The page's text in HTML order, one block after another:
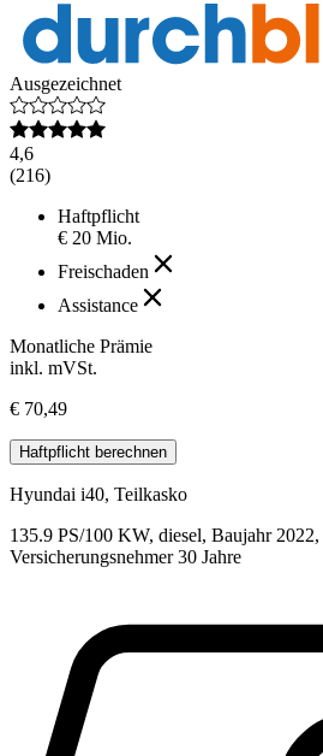
Ausgezeichnet
4,6
(216)
Haftpflicht
€ 20 Mio.
Freischaden
Assistance
Monatliche Prämie
inkl. mVSt.
€ 70,49
Haftpflicht berechnen
Hyundai i40, Teilkasko
135.9 PS/100 KW, diesel, Baujahr 2022,
Versicherungsnehmer 30 Jahre